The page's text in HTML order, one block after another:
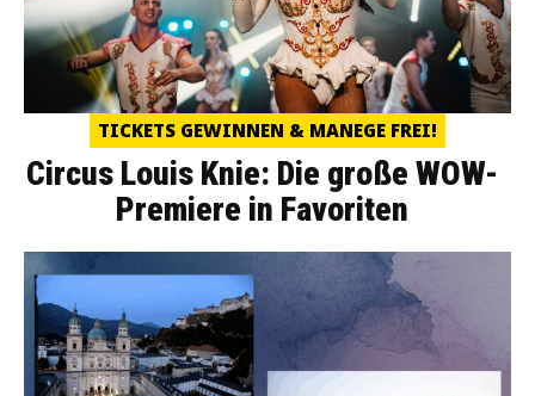
TICKETS GEWINNEN & MANEGE FREI!
Circus Louis Knie: Die große WOW-
Premiere in Favoriten